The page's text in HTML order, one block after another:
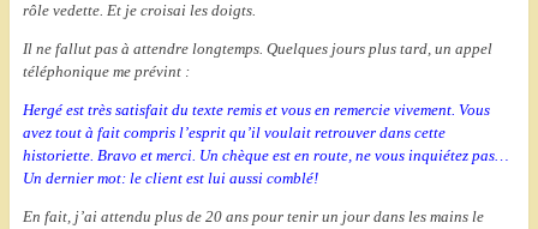
rôle vedette. Et je croisai les doigts.
Il ne fallut pas à attendre longtemps. Quelques jours plus tard, un appel
téléphonique me prévint :
Hergé est très satisfait du texte remis et vous en remercie vivement. Vous
avez tout à fait compris l’esprit qu’il voulait retrouver dans cette
historiette. Bravo et merci. Un chèque est en route, ne vous inquiétez pas…
Un dernier mot: le client est lui aussi comblé!
En fait, j’ai attendu plus de 20 ans pour tenir un jour dans les mains le